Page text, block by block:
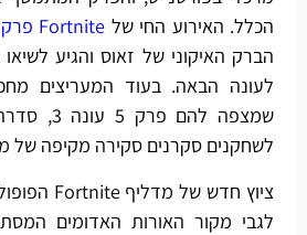
הכלל. האירוע החי של Fortnite פרק 5
הברק האיקוני של זאוס והגיע
לעונה הבאה. בעוד המעריצים
שמצפה להם
לשחקנים סקרנים סקירה מקיפה של
לגבי מקור האורות האדומים